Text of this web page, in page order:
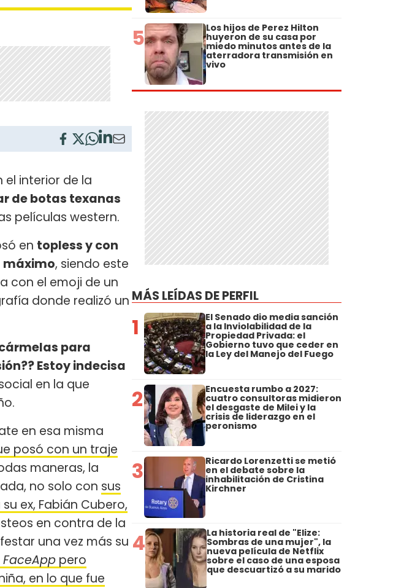
interior de la
de botas texanas
películas western.
en topless y con
máximo, siendo este
con el emoji de un
donde realizó un
para
Estoy indecisa
en la que
en esa misma
posó con un traje
maneras, la
no solo con sus
ex, Fabián Cubero,
en contra de la
una vez más su
FaceApp pero
en lo que fue
5 Los hijos de Perez Hilton
huyeron de su casa por
miedo minutos antes de la
aterradora transmisión en
vivo
MÁS LEÍDAS DE PERFIL
1 El Senado dio media sanción
a la Inviolabilidad de la
Propiedad Privada: el
Gobierno tuvo que ceder en
la Ley del Manejo del Fuego
2 Encuesta rumbo a 2027:
cuatro consultoras midieron
el desgaste de Milei y la
crisis de liderazgo en el
peronismo
3 Ricardo Lorenzetti se metió
en el debate sobre la
inhabilitación de Cristina
Kirchner
4 La historia real de "Elize:
Sombras de una mujer", la
nueva película de Netflix
sobre el caso de una esposa
que descuartizó a su marido